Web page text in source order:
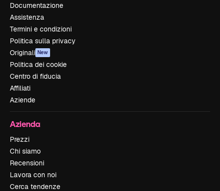
Documentazione
Assistenza
Termini e condizioni
Politica sulla privacy
Originali New
Politica dei cookie
Centro di fiducia
Affiliati
Aziende
Azienda
Prezzi
Chi siamo
Recensioni
Lavora con noi
Cerca tendenze